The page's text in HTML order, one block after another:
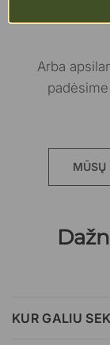
Arba
MŪSŲ
KUR GALIU